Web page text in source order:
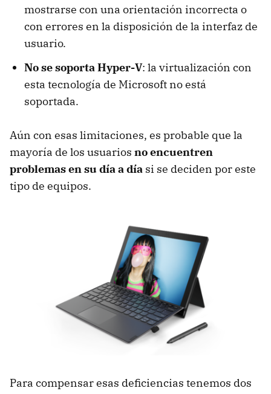
mostrarse con una orientación incorrecta o
con errores en la disposición de la interfaz de
usuario.
No se soporta Hyper-V: la virtualización con
esta tecnología de Microsoft no está
soportada.
Aún con esas limitaciones, es probable que la
mayoría de los usuarios no encuentren
problemas en su día a día si se deciden por este
tipo de equipos.
Para compensar esas deficiencias tenemos dos